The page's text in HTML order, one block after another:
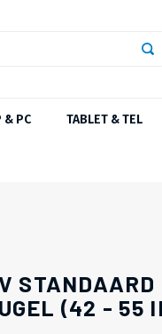
& PC TABLET & TEL
STANDAARD
(42 - 55